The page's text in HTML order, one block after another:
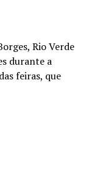
Rio Verde
durante a
feiras, que